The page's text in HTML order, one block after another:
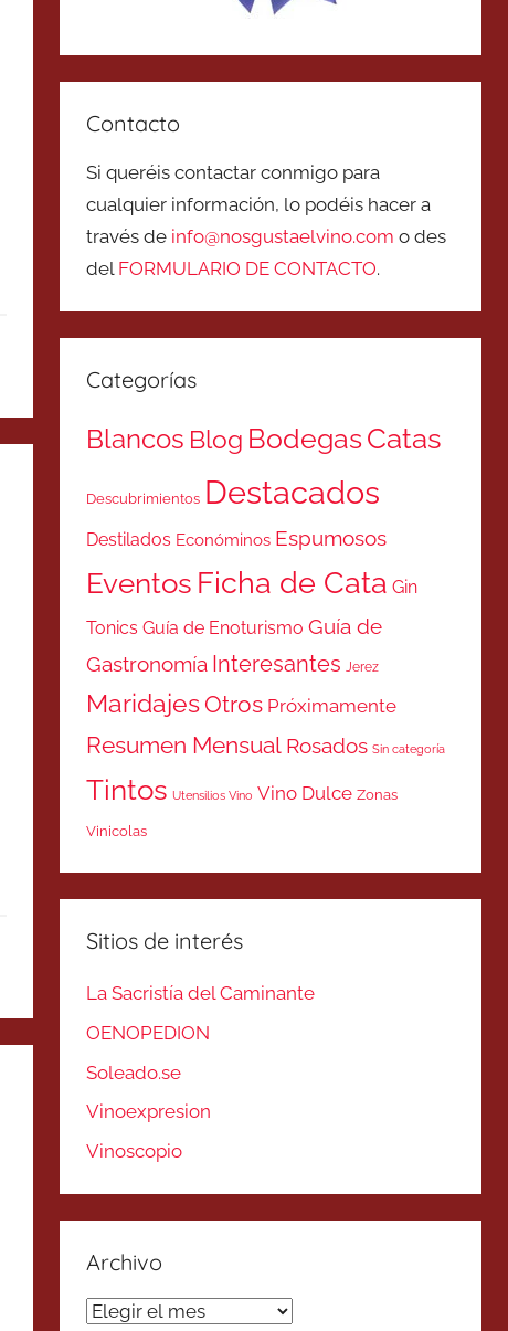
Contacto
Si queréis contactar conmigo para
cualquier información, lo podéis hacer a
través de info@nosgustaelvino.com o des
del FORMULARIO DE CONTACTO.
Categorías
Blancos Blog BodegasCatas
Descubrimientos Destacados
Destilados Económinos Espumosos
Eventos Ficha de Cata Gin
Tonics Guía de Enoturismo Guía de
Gastronomía Interesantes Jerez
MaridajesOtros Próximamente
Resumen Mensual Rosados Sin categoría
Tintos Utensilios Vino Vino Dulce Zonas
Vinicolas
Sitios de interés
La Sacristía del Caminante
OENOPEDION
Soleado.se
Vinoexpresion
Vinoscopio
Archivo
Archivo